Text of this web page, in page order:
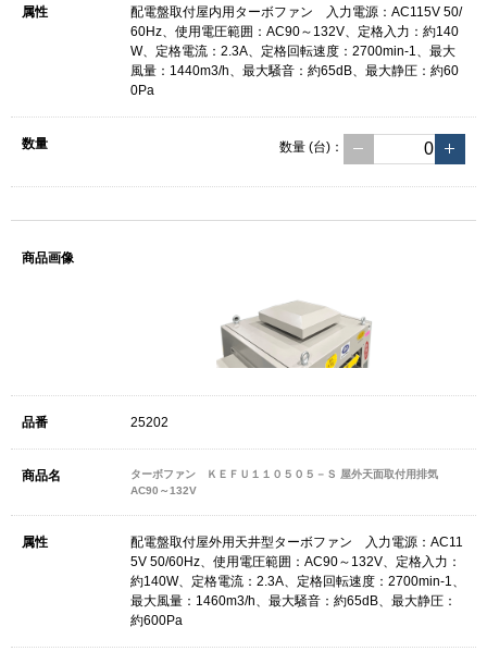
配電盤取付屋内用ターボファン 入力電源：AC115V 50/
60Hz、使用電圧範囲：AC90～132V、定格入力：約140
W、定格電流：2.3A、定格回転速度：2700min-1、最大
風量：1440m3/h、最大騒音：約65dB、最大静圧：約60
0Pa
数量 (台) ：
25202
ターボファン ＫＥＦＵ１１０５０５－Ｓ 屋外天面取付用排気
AC90～132V
配電盤取付屋外用天井型ターボファン 入力電源：AC11
5V 50/60Hz、使用電圧範囲：AC90～132V、定格入力：
約140W、定格電流：2.3A、定格回転速度：2700min-1、
最大風量：1460m3/h、最大騒音：約65dB、最大静圧：
約600Pa